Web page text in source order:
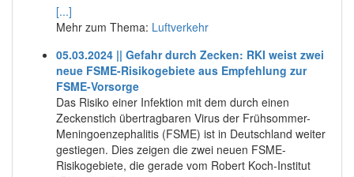
[...]
Mehr zum Thema: Luftverkehr
05.03.2024 || Gefahr durch Zecken: RKI weist zwei
neue FSME-Risikogebiete aus Empfehlung zur
FSME-Vorsorge
Das Risiko einer Infektion mit dem durch einen
Zeckenstich übertragbaren Virus der Frühsommer-
Meningoenzephalitis (FSME) ist in Deutschland weiter
gestiegen. Dies zeigen die zwei neuen FSME-
Risikogebiete, die gerade vom Robert Koch-Institut